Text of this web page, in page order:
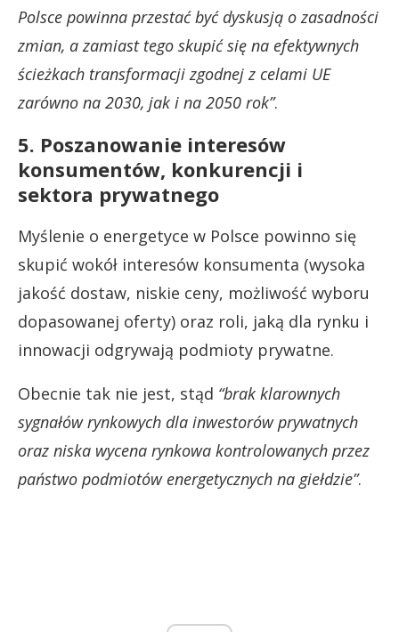
Polsce powinna przestać być dyskusją o zasadności
zmian, a zamiast tego skupić się na efektywnych
ścieżkach transformacji zgodnej z celami UE
zarówno na 2030, jak i na 2050 rok”.
5. Poszanowanie interesów
konsumentów, konkurencji i
sektora prywatnego
Myślenie o energetyce w Polsce powinno się
skupić wokół interesów konsumenta (wysoka
jakość dostaw, niskie ceny, możliwość wyboru
dopasowanej oferty) oraz roli, jaką dla rynku i
innowacji odgrywają podmioty prywatne.
Obecnie tak nie jest, stąd “brak klarownych
sygnałów rynkowych dla inwestorów prywatnych
oraz niska wycena rynkowa kontrolowanych przez
państwo podmiotów energetycznych na giełdzie”.